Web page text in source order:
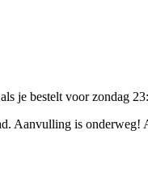
als je bestelt voorzondag
Aanvulling is